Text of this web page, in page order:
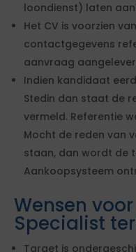
loondienst) laten
Het CV is voorzien
contactgegevens
aanvraag
Indien kandidaat
Stedin dan staat de
vermeld. Referentie
Mocht de reden van
staan, dan wordt de
Aankoopsysteem
Wensen
Specialist
Target is